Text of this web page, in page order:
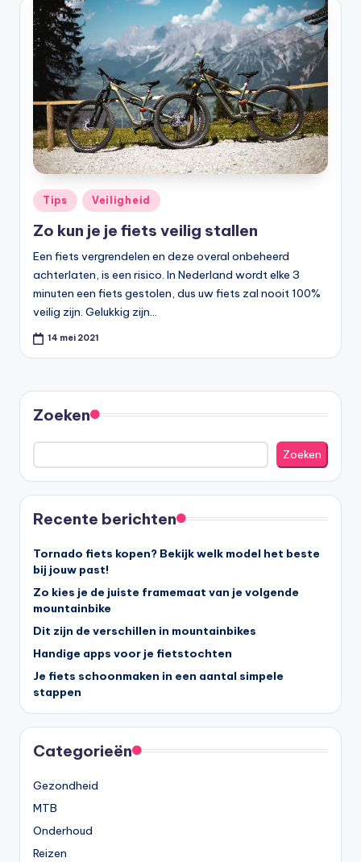
Geplaatst
in
Tips Veiligheid
Zo kun je je fiets veilig stallen
Een fiets vergrendelen en deze overal onbeheerd
achterlaten, is een risico. In Nederland wordt elke 3
minuten een fiets gestolen, dus uw fiets zal nooit 100%
veilig zijn. Gelukkig zijn…
14 mei 2021
Zoeken
Zoeken
Recente berichten
Tornado fiets kopen? Bekijk welk model het beste
bij jouw past!
Zo kies je de juiste framemaat van je volgende
mountainbike
Dit zijn de verschillen in mountainbikes
Handige apps voor je fietstochten
Je fiets schoonmaken in een aantal simpele
stappen
Categorieën
Gezondheid
MTB
Onderhoud
Reizen